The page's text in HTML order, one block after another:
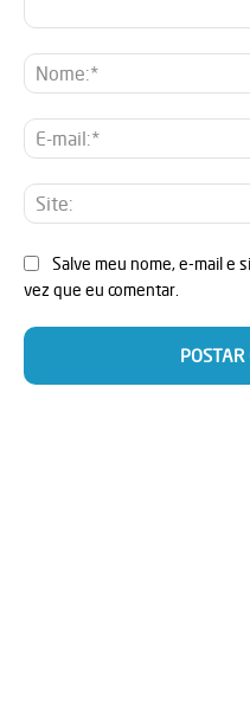
Salve meu nome, e-mail e
vez que eu comentar.